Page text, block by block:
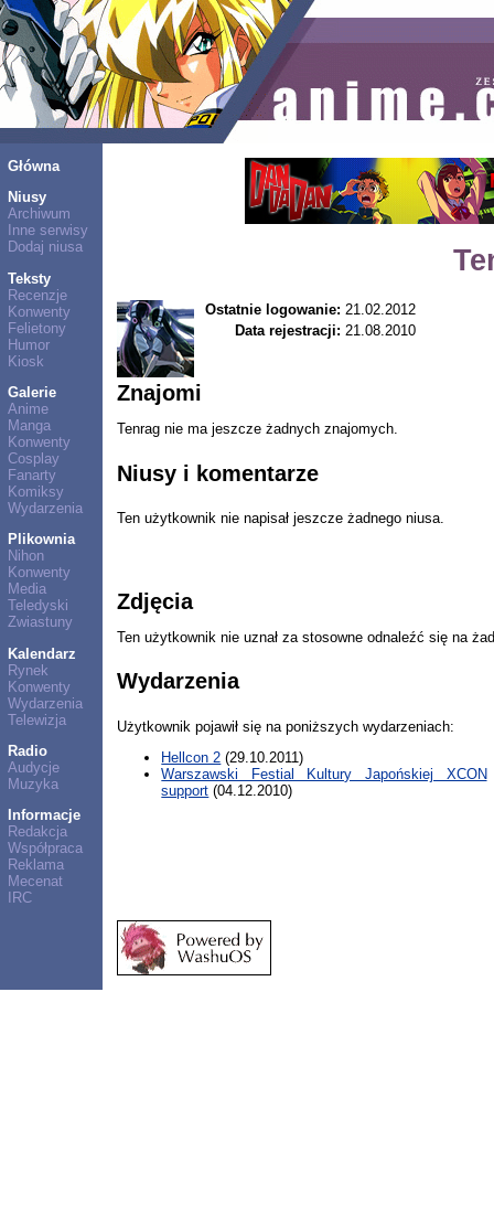
Główna
Niusy
Archiwum
Inne serwisy
Dodaj niusa
Teksty
Recenzje
Konwenty
Felietony
Humor
Kiosk
Galerie
Anime
Manga
Konwenty
Cosplay
Fanarty
Komiksy
Wydarzenia
Plikownia
Nihon
Konwenty
Media
Teledyski
Zwiastuny
Kalendarz
Rynek
Konwenty
Wydarzenia
Telewizja
Radio
Audycje
Muzyka
Informacje
Redakcja
Współpraca
Reklama
Mecenat
IRC
Ostatnie logowanie: 21.02.2012
Data rejestracji: 21.08.2010
Znajomi
Tenrag nie ma jeszcze żadnych znajomych.
Niusy i komentarze
Ten użytkownik nie napisał jeszcze żadnego niusa.
Zdjęcia
Ten użytkownik nie uznał za stosowne odnaleźć się na
Wydarzenia
Użytkownik pojawił się na poniższych wydarzeniach:
Hellcon 2 (29.10.2011)
Warszawski Festial Kultury Japońskiej XCON
support (04.12.2010)